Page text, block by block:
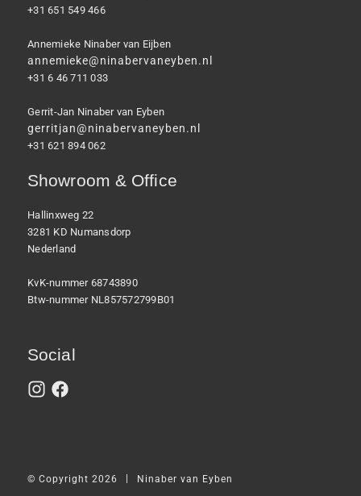
+31 651 549 466
Annemieke Ninaber van Eijben
annemieke@ninabervaneyben.nl
+31 6 46 711 033
Gerrit-Jan Ninaber van Eyben
gerritjan@ninabervaneyben.nl
+31 621 894 062
Showroom & Office
Hallinxweg 22
3281 KD Numansdorp
Nederland
KvK-nummer 68743890
Btw-nummer NL857572799B01
Social
© Copyright 2026 Ninaber van Eyben